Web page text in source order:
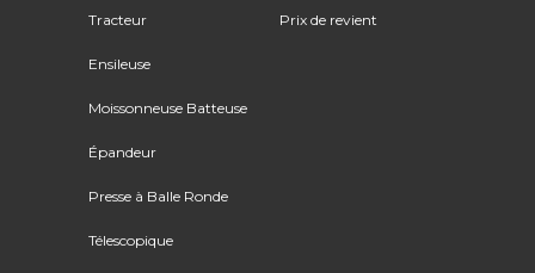
Tracteur
Ensileuse
Moissonneuse Batteuse
Épandeur
Presse à Balle Ronde
Télescopique
Prix de revient